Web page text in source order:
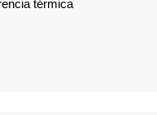
térmica